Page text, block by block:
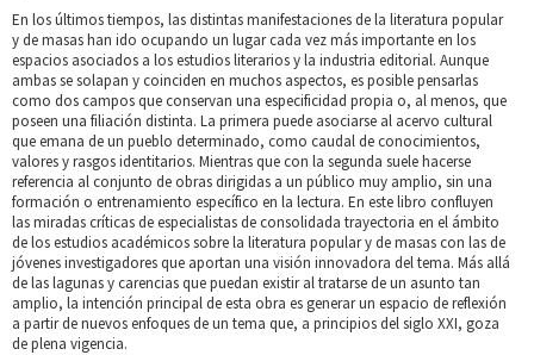
En los últimos tiempos, las distintas manifestaciones de la literatura popular
y de masas han ido ocupando un lugar cada vez más importante en los
espacios asociados a los estudios literarios y la industria editorial. Aunque
ambas se solapan y coinciden en muchos aspectos, es posible pensarlas
como dos campos que conservan una especificidad propia o, al menos, que
poseen una filiación distinta. La primera puede asociarse al acervo cultural
que emana de un pueblo determinado, como caudal de conocimientos,
valores y rasgos identitarios. Mientras que con la segunda suele hacerse
referencia al conjunto de obras dirigidas a un público muy amplio, sin una
formación o entrenamiento específico en la lectura. En este libro confluyen
las miradas críticas de especialistas de consolidada trayectoria en el ámbito
de los estudios académicos sobre la literatura popular y de masas con las de
jóvenes investigadores que aportan una visión innovadora del tema. Más allá
de las lagunas y carencias que puedan existir al tratarse de un asunto tan
amplio, la intención principal de esta obra es generar un espacio de reflexión
a partir de nuevos enfoques de un tema que, a principios del siglo XXI, goza
de plena vigencia.